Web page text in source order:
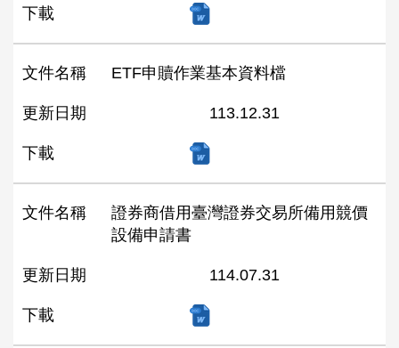
下載
文件名稱 ETF申贖作業基本資料檔
更新日期 113.12.31
下載
文件名稱
證券商借用臺灣證券交易所備用競價
設備申請書
更新日期 114.07.31
下載